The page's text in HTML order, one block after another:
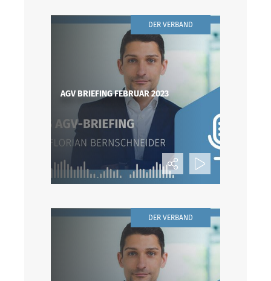
DER VERBAND
AGV BRIEFING FEBRUAR 2023
DER VERBAND